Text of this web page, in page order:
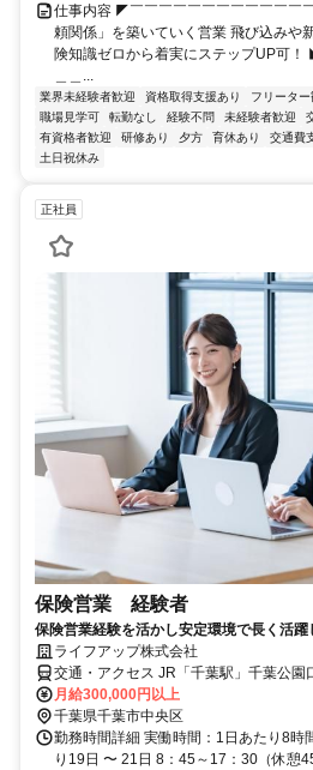
仕事内容 ◤￣￣￣￣￣￣￣￣￣￣￣￣
頼関係」を築いていく営業 飛び込みや
険知識ゼロから着実にステップUP可！
＿＿...
業界未経験者歓迎 資格取得支援あり フリーター
職場見学可
転勤なし 経験不問 未経験者歓迎
有資格者歓迎
研修あり 夕方 育休あり 交通費
土日祝休み
正社員
保険営業 経験者
保険営業経験を活かし安定環境で長く活躍
ライフアップ株式会社
交通・アクセス JR「千葉駅」千葉公園
月給300,000円以上
千葉県千葉市中央区
勤務時間詳細 実働時間：1日あたり8時
り19日 〜 21日 8：45～17：30（休憩45